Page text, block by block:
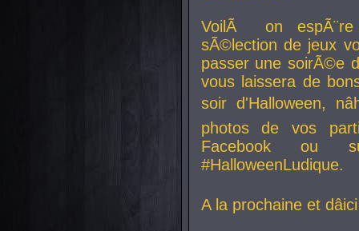
VoilÃ on
sÃ©lection de jeux
passer une soirÃ©e
vous laissera de
soir d'Halloween,
photos de vos
Facebook ou
#HalloweenLudique.
A la prochaine et